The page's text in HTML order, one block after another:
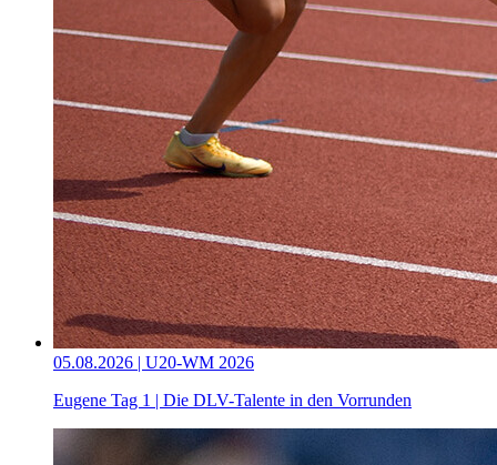
05.08.2026 | U20-WM 2026
Eugene Tag 1 | Die DLV-Talente in den Vorrunden